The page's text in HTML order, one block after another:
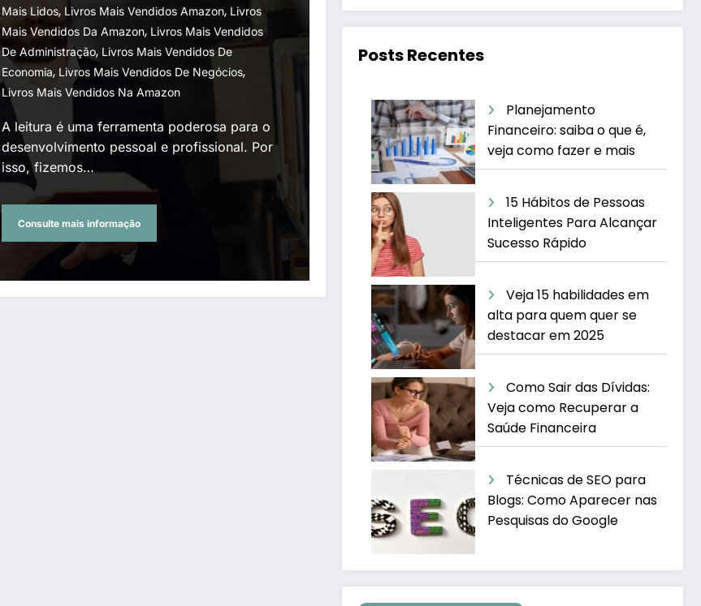
Mais Lidos, Livros Mais Vendidos Amazon, Livros
Mais Vendidos Da Amazon, Livros Mais Vendidos
De Administração, Livros Mais Vendidos De
Economia, Livros Mais Vendidos De Negócios,
Livros Mais Vendidos Na Amazon
A leitura é uma ferramenta poderosa para o
desenvolvimento pessoal e profissional. Por
isso, fizemos…
Consulte mais informação
Posts Recentes
Planejamento
Financeiro: saiba o que é,
veja como fazer e mais
15 Hábitos de Pessoas
Inteligentes Para Alcançar
Sucesso Rápido
Veja 15 habilidades em
alta para quem quer se
destacar em 2025
Como Sair das Dívidas:
Veja como Recuperar a
Saúde Financeira
Técnicas de SEO para
Blogs: Como Aparecer nas
Pesquisas do Google